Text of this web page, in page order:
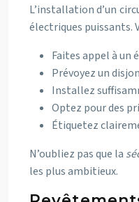
L’installation d’un
électriques puissants.
Faites appel à
Prévoyez un
Installez
Optez pour des
Étiquetez
N’oubliez pas que la
les plus ambitieux.